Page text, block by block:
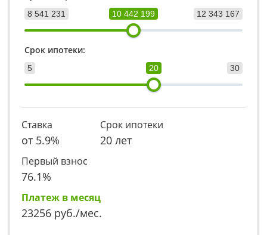
8 541 231 12 343 167
10 442 199
Срок ипотеки:
5 30
20
Ставка
от 5.9%
Срок ипотеки
20 лет
Первый взнос
76.1%
Платеж в месяц
23256 руб./мес.